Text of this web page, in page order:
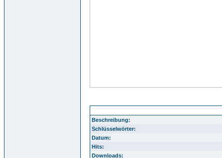
Beschreibung:
Schlüsselwörter:
Datum:
Hits:
Downloads: